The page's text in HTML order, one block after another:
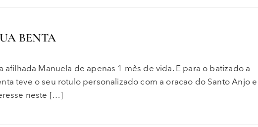
BENTA
Manuela de apenas 1 mês de vida. E para o batizado a
teve o seu rotulo personalizado com a oracao do Santo Anjo e
neste […]